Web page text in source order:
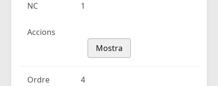
NC 1
Accions
Mostra
Ordre 4